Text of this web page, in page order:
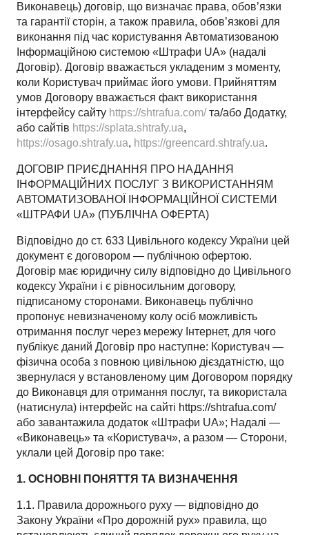
Виконавець) договір, що визначає права, обов’язки
та гарантії сторін, а також правила, обов’язкові для
виконання під час користування Автоматизованою
Інформаційною системою «Штрафи UA» (надалі
Договір). Договір вважається укладеним з моменту,
коли Користувач приймає його умови. Прийняттям
умов Договору вважається факт використання
інтерфейсу сайту https://shtrafua.com/та/або Додатку,
або сайтів https://splata.shtrafy.ua,
https://osago.shtrafy.ua, https://greencard.shtrafy.ua.
ДОГОВІР ПРИЄДНАННЯ ПРО НАДАННЯ
ІНФОРМАЦІЙНИХ ПОСЛУГ З ВИКОРИСТАННЯМ
АВТОМАТИЗОВАНОЇ ІНФОРМАЦІЙНОЇ СИСТЕМИ
«ШТРАФИ UA» (ПУБЛІЧНА ОФЕРТА)
Відповідно до ст. 633 Цивільного кодексу України цей
документ є договором — публічною офертою.
Договір має юридичну силу відповідно до Цивільного
кодексу України і є рівносильним договору,
підписаному сторонами. Виконавець публічно
пропонує невизначеному колу осіб можливість
отримання послуг через мережу Інтернет, для чого
публікує даний Договір про наступне: Користувач —
фізична особа з повною цивільною дієздатністю, що
звернулася у встановленому цим Договором порядку
до Виконавця для отримання послуг, та використала
(натиснула) інтерфейс на сайті https://shtrafua.com/
або завантажила додаток «Штрафи UA»; Надалі —
«Виконавець» та «Користувач», а разом — Сторони,
уклали цей Договір про таке:
1. ОСНОВНІ ПОНЯТТЯ ТА ВИЗНАЧЕННЯ
1.1. Правила дорожнього руху — відповідно до
Закону України «Про дорожній рух» правила, що